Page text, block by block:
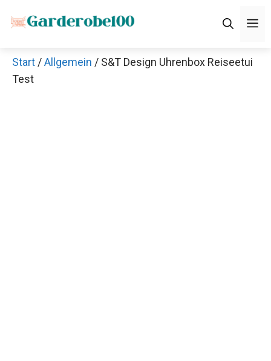
Inhalt
Start /Allgemein / S&T Design Uhrenbox Reiseetui
Test